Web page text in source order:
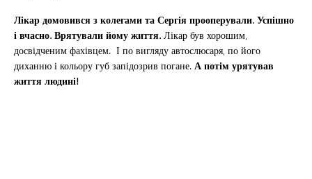
Лікар домовився з колегами та Сергія прооперували. Успішно
і вчасно. Врятували йому життя.Лікар був хорошим,
досвідченим фахівцем. І по вигляду автослюсаря, по його
диханню і кольору губ запідозрив погане.А потім урятував
життя людині!